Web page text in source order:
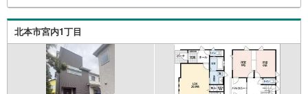
北本市宮内1丁目